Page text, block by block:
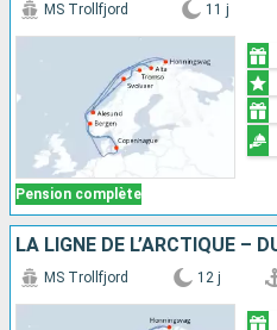
Pension complète
MS Trollfjord 11 j
MS Trollfjord 12 j